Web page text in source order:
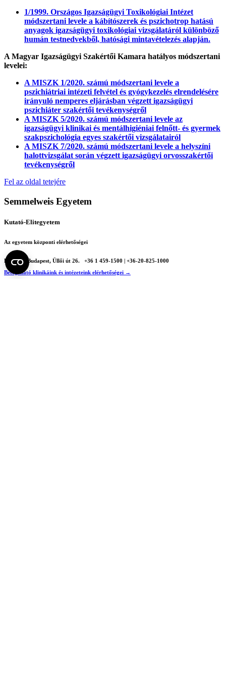
1/1999. Országos Igazságügyi Toxikológiai Intézet
módszertani levele a kábítószerek és pszichotrop hatású
anyagok igazságügyi toxikológiai vizsgálatáról különböző
humán testnedvekből, hatósági mintavételezés alapján.
A Magyar Igazságügyi Szakértői Kamara hatályos módszertani
levelei:
A MISZK 1/2020. számú módszertani levele a
pszichiátriai intézeti felvétel és gyógykezelés elrendelésére
irányuló nemperes eljárásban végzett igazságügyi
pszichiáter szakértői tevékenységről
A MISZK 5/2020. számú módszertani levele az
igazságügyi klinikai és mentálhigiéniai felnőtt- és gyermek
szakpszichológia egyes szakértői vizsgálatairól
A MISZK 7/2020. számú módszertani levele a helyszíni
halottvizsgálat során végzett igazságügyi orvosszakértői
tevékenységről
Fel az oldal tetejére
Semmelweis Egyetem
Kutató-Elitegyetem
Az egyetem központi elérhetőségei
H - 1085 Budapest, Üllői út 26.
+36 1 459-1500 | +36-20-825-1000
Betegellátó klinikáink és intézeteink elérhetőségei →